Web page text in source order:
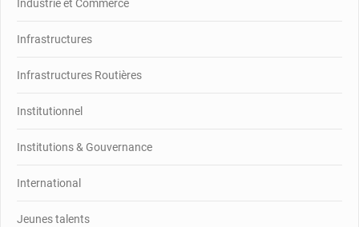
Industrie et Commerce
Infrastructures
Infrastructures Routières
Institutionnel
Institutions & Gouvernance
International
Jeunes talents